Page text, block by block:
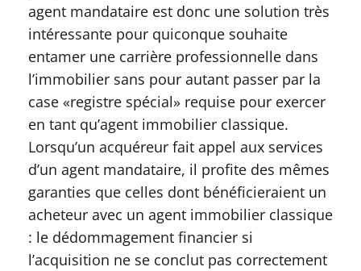
agent mandataire est donc une solution très
intéressante pour quiconque souhaite
entamer une carrière professionnelle dans
l’immobilier sans pour autant passer par la
case «registre spécial» requise pour exercer
en tant qu’agent immobilier classique.
Lorsqu’un acquéreur fait appel aux services
d’un agent mandataire, il profite des mêmes
garanties que celles dont bénéficieraient un
acheteur avec un agent immobilier classique
: le dédommagement financier si
l’acquisition ne se conclut pas correctement